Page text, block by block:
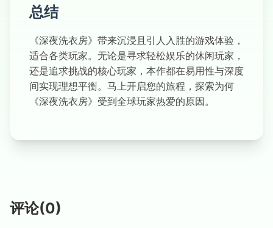
总结
《深夜洗衣房》带来沉浸且引人入胜的游戏体验，
适合各类玩家。无论是寻求轻松娱乐的休闲玩家，
还是追求挑战的核心玩家，本作都在易用性与深度
间实现理想平衡。马上开启您的旅程，探索为何
《深夜洗衣房》受到全球玩家热爱的原因。
评论(0)